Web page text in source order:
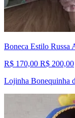
Boneca Estilo Russa
R$ 170,00 R$ 200,00
Lojinha Bonequinha